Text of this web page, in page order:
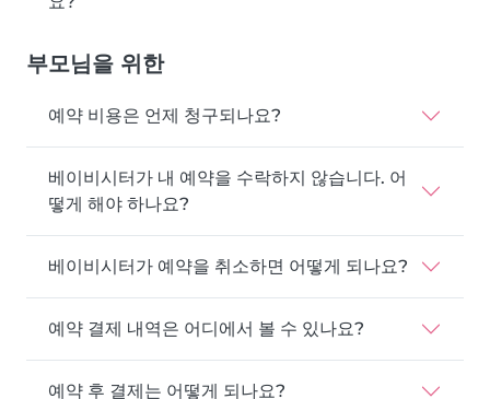
부모님을 위한
예약 비용은 언제 청구되나요?
베이비시터가 내 예약을 수락하지 않습니다. 어
떻게 해야 하나요?
베이비시터가 예약을 취소하면 어떻게 되나요?
예약 결제 내역은 어디에서 볼 수 있나요?
예약 후 결제는 어떻게 되나요?